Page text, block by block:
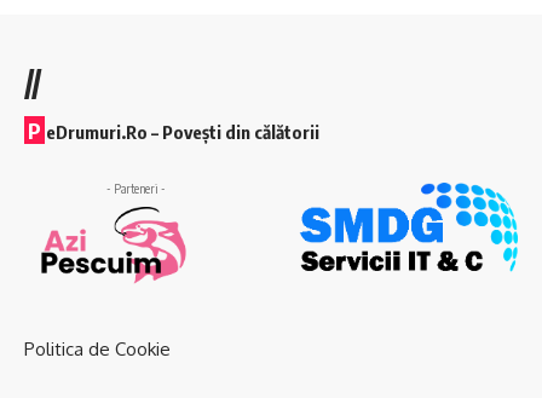
//
P eDrumuri.Ro – Povești din călătorii
- Parteneri -
Politica de Cookie